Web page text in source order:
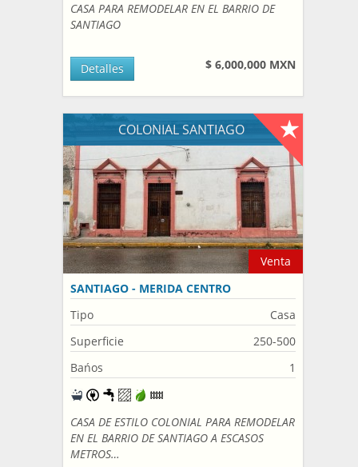
CASA PARA REMODELAR EN EL BARRIO DE
SANTIAGO
$ 6,000,000 MXN
Detalles
COLONIAL SANTIAGO
Venta
SANTIAGO - MERIDA CENTRO
Tipo
Casa
Superficie
250-500
Bańos
1
CASA DE ESTILO COLONIAL PARA REMODELAR
EN EL BARRIO DE SANTIAGO A ESCASOS
METROS…